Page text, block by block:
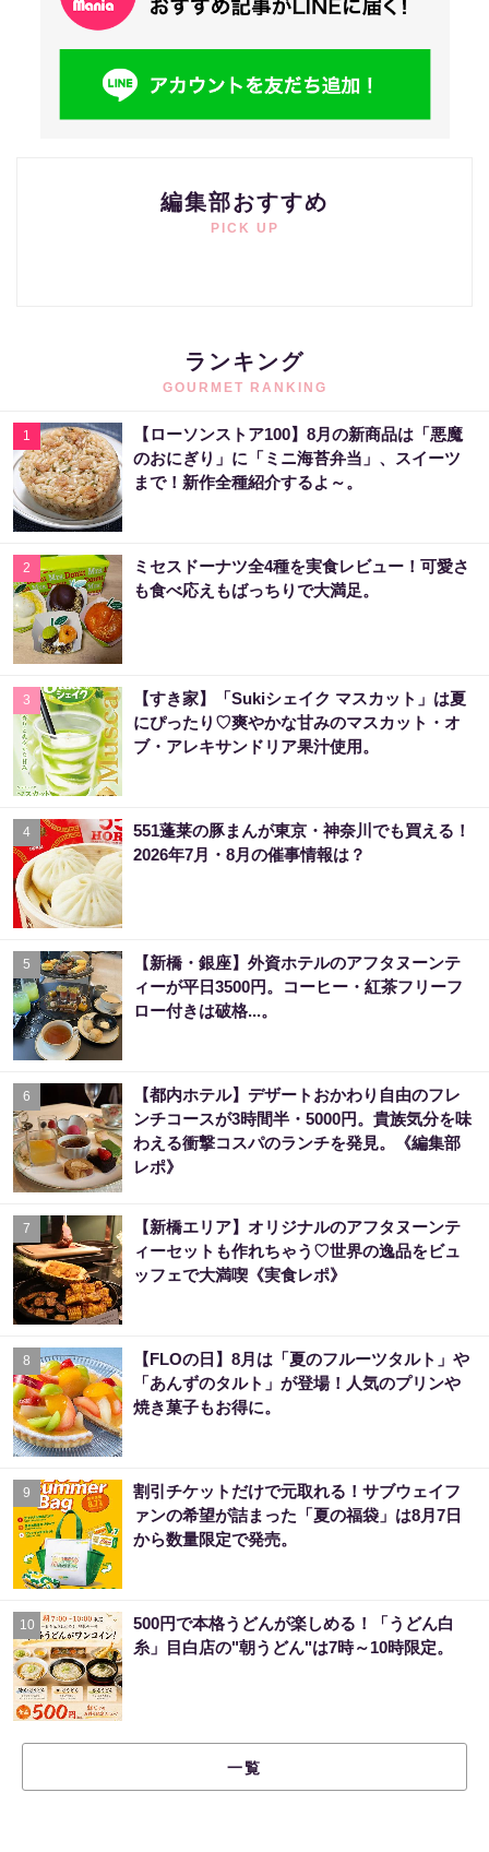
編集部おすすめ
PICK UP
ランキング
GOURMET RANKING
1
【ローソンストア100】8月の新商品は「悪魔
のおにぎり」に「ミニ海苔弁当」、スイーツ
まで！新作全種紹介するよ～。
2
ミセスドーナツ全4種を実食レビュー！可愛さ
も食べ応えもばっちりで大満足。
3
【すき家】「Sukiシェイク マスカット」は夏
にぴったり♡爽やかな甘みのマスカット・オ
ブ・アレキサンドリア果汁使用。
4
551蓬莱の豚まんが東京・神奈川でも買える！
2026年7月・8月の催事情報は？
5
【新橋・銀座】外資ホテルのアフタヌーンテ
ィーが平日3500円。コーヒー・紅茶フリーフ
ロー付きは破格...。
6
【都内ホテル】デザートおかわり自由のフレ
ンチコースが3時間半・5000円。貴族気分を味
わえる衝撃コスパのランチを発見。《編集部
レポ》
7
【新橋エリア】オリジナルのアフタヌーンテ
ィーセットも作れちゃう♡世界の逸品をビュ
ッフェで大満喫《実食レポ》
8
【FLOの日】8月は「夏のフルーツタルト」や
「あんずのタルト」が登場！人気のプリンや
焼き菓子もお得に。
9
割引チケットだけで元取れる！サブウェイフ
ァンの希望が詰まった「夏の福袋」は8月7日
から数量限定で発売。
10
500円で本格うどんが楽しめる！「うどん白
糸」目白店の"朝うどん"は7時～10時限定。
一覧